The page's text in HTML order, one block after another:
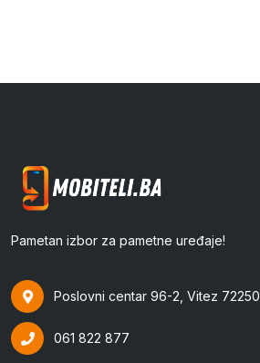
Pametan izbor za pametne uređaje!
Poslovni centar 96-2, Vitez 72250
061 822 877